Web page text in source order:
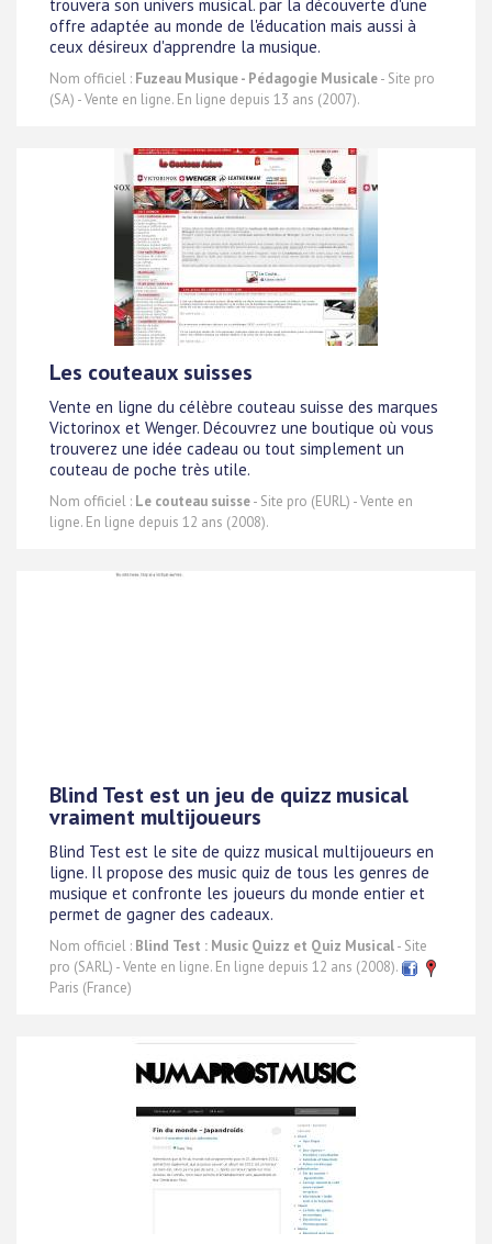
trouvera son univers musical. par la découverte d'une
offre adaptée au monde de l'éducation mais aussi à
ceux désireux d'apprendre la musique.
Nom officiel : Fuzeau Musique - Pédagogie Musicale- Site pro
(SA) - Vente en ligne. En ligne depuis 13 ans (2007).
Les couteaux suisses
Vente en ligne du célèbre couteau suisse des marques
Victorinox et Wenger. Découvrez une boutique où vous
trouverez une idée cadeau ou tout simplement un
couteau de poche très utile.
Nom officiel : Le couteau suisse- Site pro (EURL) - Vente en
ligne. En ligne depuis 12 ans (2008).
Blind Test est un jeu de quizz musical
vraiment multijoueurs
Blind Test est le site de quizz musical multijoueurs en
ligne. Il propose des music quiz de tous les genres de
musique et confronte les joueurs du monde entier et
permet de gagner des cadeaux.
Nom officiel : Blind Test : Music Quizz et Quiz Musical- Site
pro (SARL) - Vente en ligne. En ligne depuis 12 ans (2008).
Paris (France)